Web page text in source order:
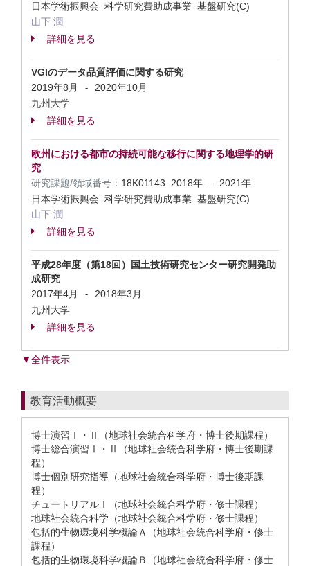
日本学術振興会 科学研究費助成事業 基盤研究(C)
山下 潤
詳細を見る
VGIのデータ品質評価に関する研究
2019年8月
-
2020年10月
九州大学
詳細を見る
欧州における都市の持続可能な移行に関する地理学的研
究
研究課題/領域番号： 18K01143 2018年 -
2021年
日本学術振興会 科学研究費助成事業 基盤研究(C)
山下 潤
詳細を見る
平成28年度（第18回）国土技術研究センター研究開発助
成研究
2017年4月
-
2018年3月
九州大学
詳細を見る
▼全件表示
教育活動概要
博士演習Ⅰ・Ⅱ（地球社会統合科学府・博士後期課程）
博士総合演習Ⅰ・Ⅱ（地球社会統合科学府・博士後期課
程）
博士個別研究指導（地球社会統合科学府・博士後期課
程）
チュートリアルⅠ（地球社会統合科学府・修士課程）
地球社会統合科学（地球社会統合科学府・修士課程）
包括的生物環境科学概論Ａ（地球社会統合科学府・修士
課程）
包括的生物環境科学概論Ｂ（地球社会統合科学府・修士